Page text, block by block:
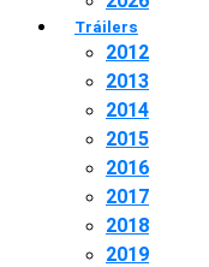
Tráilers
2012
2013
2014
2015
2016
2017
2018
2019